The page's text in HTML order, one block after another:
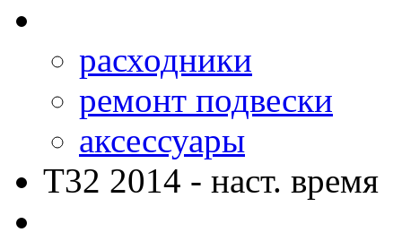
расходники
ремонт подвески
аксессуары
T32 2014 - наст. время